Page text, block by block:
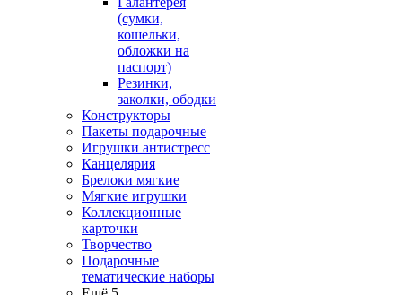
(сумки,
кошельки,
обложки на
паспорт)
Резинки,
заколки, ободки
Конструкторы
Пакеты подарочные
Игрушки антистресс
Канцелярия
Брелоки мягкие
Мягкие игрушки
Коллекционные
карточки
Творчество
Подарочные
тематические наборы